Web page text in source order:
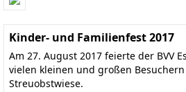
Kinder- und Familienfest 2017
Am 27. August 2017 feierte der BVV
vielen kleinen und großen
Streuobstwiese.